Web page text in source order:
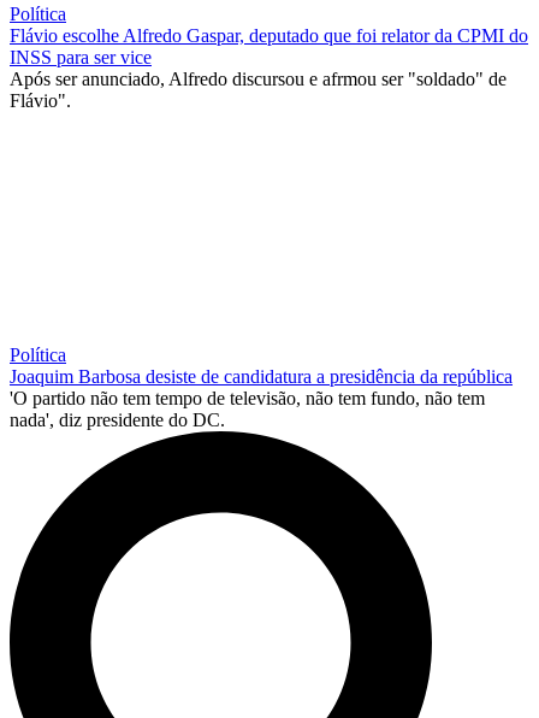
Política
Flávio escolhe Alfredo Gaspar, deputado que foi relator da CPMI do
INSS para ser vice
Após ser anunciado, Alfredo discursou e afrmou ser "soldado" de
Flávio".
Política
Joaquim Barbosa desiste de candidatura a presidência da república
'O partido não tem tempo de televisão, não tem fundo, não tem
nada', diz presidente do DC.